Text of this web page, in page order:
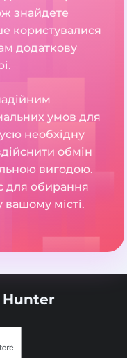
знайдете
користувалися
додаткову
умов для
необхідну
обмін
вигодою.
для обирання
місті.
Hunter